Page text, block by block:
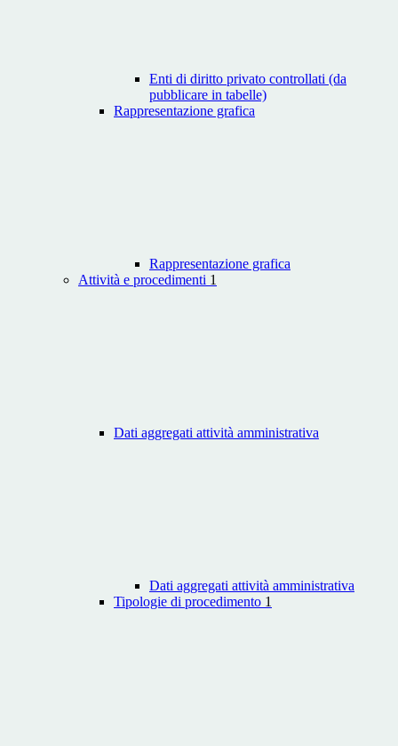
Enti di diritto privato controllati (da
pubblicare in tabelle)
Rappresentazione grafica
Rappresentazione grafica
Attività e procedimenti 1
Dati aggregati attività amministrativa
Dati aggregati attività amministrativa
Tipologie di procedimento 1